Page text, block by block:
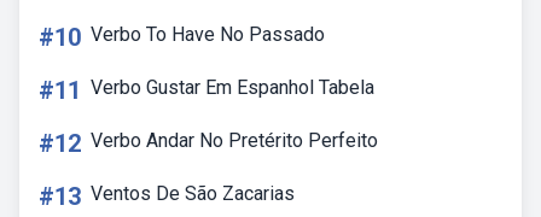
#10 Verbo To Have No Passado
#11 Verbo Gustar Em Espanhol Tabela
#12 Verbo Andar No Pretérito Perfeito
#13 Ventos De São Zacarias